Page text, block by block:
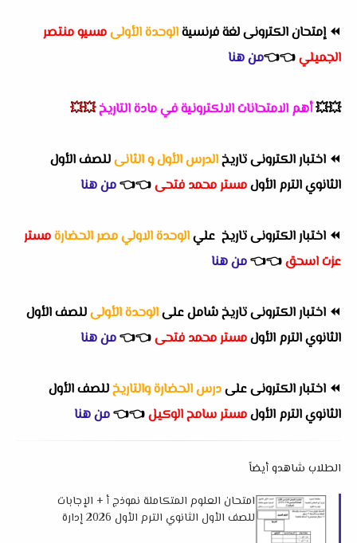
⏪إمتحان الكترونى لغة فرنسيةالوحدة الأولىمسيو منتصر
الجميلي👈
👈من هنا
💥💥أهم الامتحانات الالكترونية في مادة التاريخ💥💥
⏪ اختبار الكترونى تاريخالدرس الأول و الثانىللصف الأول
الثانوي الترم الأولمستر محمد فتحى👈
👈من هنا
⏪ اختبار الكترونىتاريخ عليالوحدة الاولي مصر الحضارةمستر
عزت اسحق👈
👈من هنا
⏪ اختبار الكترونى تاريخ شامل علىالوحدة الأولىللصف الأول
الثانوي الترم الأولمستر محمد فتحى👈
👈من هنا
⏪ اختبار الكترونى علىدرس الحضارة والتاريخللصف الأول
الثانوي الترم الأولمستر سامح الوكيل👈
👈من هنا
الطلاب شاهدو أيضاً
امتحان العلوم المتكاملة نموذج أ + الإجابات
للصف الأول الثانوي الترم الأول 2026 إدارة